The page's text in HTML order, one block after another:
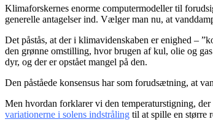
Klimaforskernes enorme computermodeller til
generelle antagelser ind. Vælger man nu, at
Det påstås, at der i klimavidenskaben er enighed –
den grønne omstilling, hvor brugen af kul, olie og
dyr, og der er opstået mangel på den.
Den påståede konsensus har som forudsætning, at
Men hvordan forklarer vi den temperaturstigning,
variationerne i solens indstråling til at spille en større